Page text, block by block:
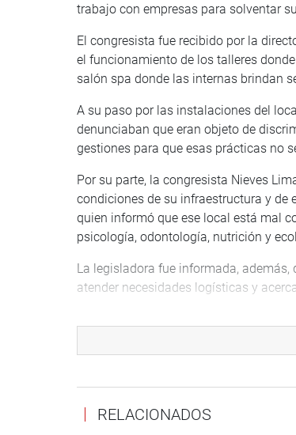
trabajo con empresas para solventar
El congresista fue recibido por la
el funcionamiento de los talleres
salón spa donde las internas brindan
A su paso por las instalaciones del
denunciaban que eran objeto de
gestiones para que esas prácticas no
Por su parte, la congresista Nieves
condiciones de su infraestructura y de
quien informó que ese local está mal
psicología, odontología, nutrición y
La legisladora fue informada, además,
atender necesidades logísticas y
Ministerio de Salud y de la Dirección
se encontraban recibiendo charlas
Por su parte, el congresista Luis
gerente general y el gerente de
Diego Cassinelli, y Pflucker,
RELACIONADOS